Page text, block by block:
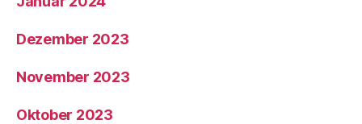
Dezember 2023
November 2023
Oktober 2023